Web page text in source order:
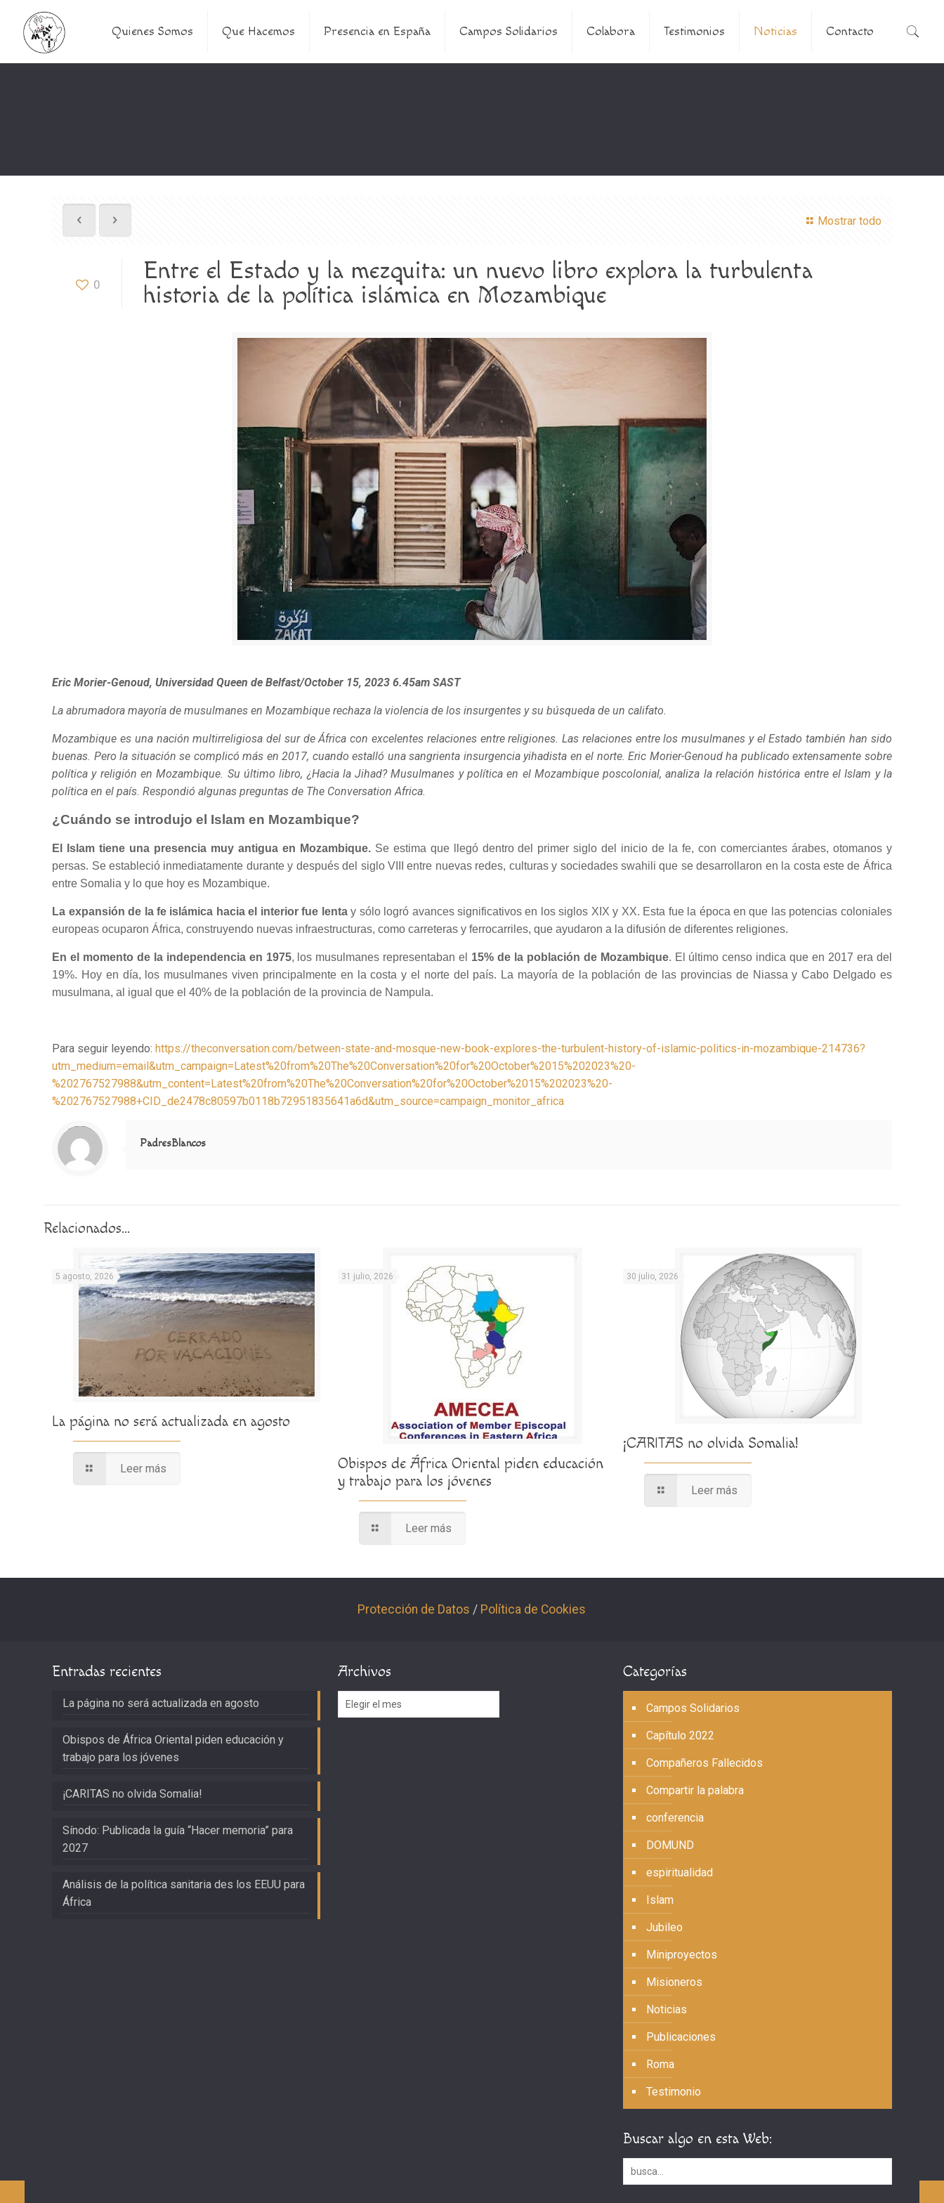
Quienes Somos Que Hacemos Presencia en España Campos Solidarios Colabora Testimonios Noticias Contacto
Mostrar todo
0
Entre el Estado y la mezquita: un nuevo libro explora la turbulenta
historia de la política islámica en Mozambique
Eric Morier-Genoud, Universidad Queen de Belfast/October 15, 2023 6.45am SAST
La abrumadora mayoría de musulmanes en Mozambique rechaza la violencia de los insurgentes y su búsqueda de un califato.
Mozambique es una nación multirreligiosa del sur de África con excelentes relaciones entre religiones. Las relaciones entre los musulmanes y el Estado también han sido
buenas. Pero la situación se complicó más en 2017, cuando estalló una sangrienta insurgencia yihadista en el norte. Eric Morier-Genoud ha publicado extensamente sobre
política y religión en Mozambique. Su último libro, ¿Hacia la Jihad? Musulmanes y política en el Mozambique poscolonial, analiza la relación histórica entre el Islam y la
política en el país. Respondió algunas preguntas de The Conversation Africa.
¿Cuándo se introdujo el Islam en Mozambique?
El Islam tiene una presencia muy antigua en Mozambique.Se estima que llegó dentro del primer siglo del inicio de la fe, con comerciantes árabes, otomanos y
persas. Se estableció inmediatamente durante y después del siglo VIII entre nuevas redes, culturas y sociedades swahili que se desarrollaron en la costa este de África
entre Somalia y lo que hoy es Mozambique.
La expansión de la fe islámica hacia el interior fue lentay sólo logró avances significativos en los siglos XIX y XX. Esta fue la época en que las potencias coloniales
europeas ocuparon África, construyendo nuevas infraestructuras, como carreteras y ferrocarriles, que ayudaron a la difusión de diferentes religiones.
En el momento de la independencia en 1975, los musulmanes representaban el 15% de la población de Mozambique. El último censo indica que en 2017 era del
19%. Hoy en día, los musulmanes viven principalmente en la costa y el norte del país. La mayoría de la población de las provincias de Niassa y Cabo Delgado es
musulmana, al igual que el 40% de la población de la provincia de Nampula.
Para seguir leyendo:https://theconversation.com/between-state-and-mosque-new-book-explores-the-turbulent-history-of-islamic-politics-in-mozambique-214736?
utm_medium=email&utm_campaign=Latest%20from%20The%20Conversation%20for%20October%2015%202023%20-
%202767527988&utm_content=Latest%20from%20The%20Conversation%20for%20October%2015%202023%20-
%202767527988+CID_de2478c80597b0118b72951835641a6d&utm_source=campaign_monitor_africa
Notice
: Trying to access array offset on value of type null in
/home/misioner/public_html/padresblancos/themes/betheme/includes/content-single.php
on line
286
PadresBlancos
Relacionados...
5 agosto, 2026
La página no será actualizada en agosto
Leer más
31 julio, 2026
Obispos de África Oriental piden educación
y trabajo para los jóvenes
Leer más
30 julio, 2026
¡CARITAS no olvida Somalia!
Leer más
Protección de Datos / Política de Cookies
Entradas recientes
La página no será actualizada en agosto
Obispos de África Oriental piden educación y
trabajo para los jóvenes
¡CARITAS no olvida Somalia!
Sínodo: Publicada la guía “Hacer memoria” para
2027
Análisis de la política sanitaria des los EEUU para
África
Archivos
Archivos
Categorías
Campos Solidarios
Capítulo 2022
Compañeros Fallecidos
Compartir la palabra
conferencia
DOMUND
espiritualidad
Islam
Jubileo
Miniproyectos
Misioneros
Noticias
Publicaciones
Roma
Testimonio
Buscar algo en esta Web: